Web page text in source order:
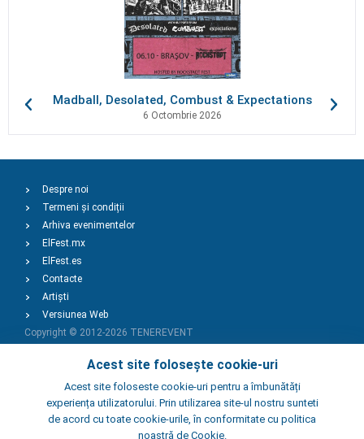
Madball, Desolated, Combust & Expectations
6 Octombrie 2026
Acest site folosește cookie-uri
Acest site foloseste cookie-uri pentru a îmbunătăți
experiența utilizatorului. Prin utilizarea site-ul nostru sunteti
de acord cu toate cookie-urile, în conformitate cu politica
noastră de Cookie.
Despre noi
Termeni și condiții
Arhiva evenimentelor
ElFest.mx
ElFest.es
Contacte
Artiști
Versiunea Web
Copyright © 2012-2026 TENEREVENT
Adaugă Eveniment
Adaugă Local